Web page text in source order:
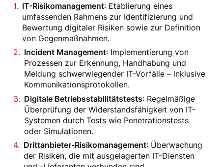
IT-Risikomanagement: Etablierung eines
umfassenden Rahmens zur Identifizierung und
Bewertung digitaler Risiken sowie zur Definition
von Gegenmaßnahmen.
Incident Management: Implementierung von
Prozessen zur Erkennung, Handhabung und
Meldung schwerwiegender IT-Vorfälle – inklusive
Kommunikationsprotokollen.
Digitale Betriebsstabilitätstests: Regelmäßige
Überprüfung der Widerstandsfähigkeit von IT-
Systemen durch Tests wie Penetrationstests
oder Simulationen.
Drittanbieter-Risikomanagement: Überwachung
der Risiken, die mit ausgelagerten IT-Diensten